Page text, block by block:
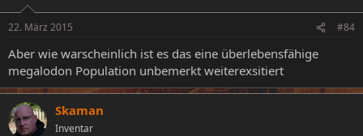
22. März 2015 #84
Aber wie warscheinlich ist es das eine überlebensfähige
megalodon Population unbemerkt weiterexsitiert
Skaman
Inventar